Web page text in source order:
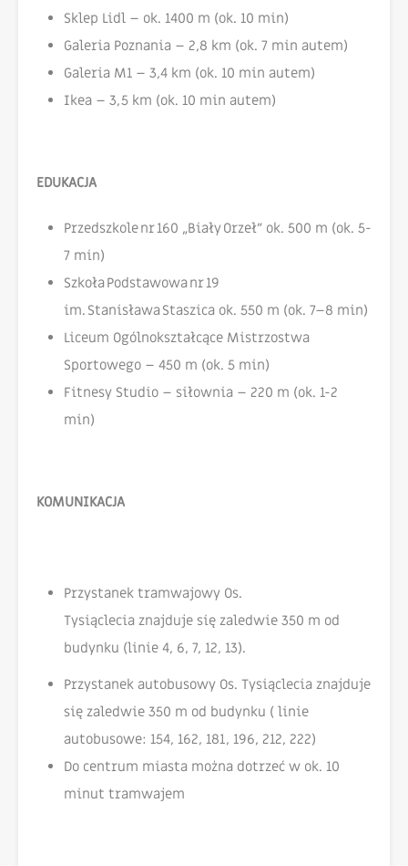
Sklep Lidl – ok. 1400 m (ok. 10 min)
Galeria Poznania – 2,8 km (ok. 7 min autem)
Galeria M1 – 3,4 km (ok. 10 min autem)
Ikea – 3,5 km (ok. 10 min autem)
EDUKACJA
Przedszkole nr 160 „Biały Orzeł” ok. 500 m (ok. 5-
7 min)
Szkoła Podstawowa nr 19
im. Stanisława Staszica ok. 550 m (ok. 7–8 min)
Liceum Ogólnokształcące Mistrzostwa
Sportowego – 450 m (ok. 5 min)
Fitnesy Studio – siłownia – 220 m (ok. 1-2
min)
KOMUNIKACJA
Przystanek tramwajowy Os.
Tysiąclecia znajduje się zaledwie 350 m od
budynku (linie 4, 6, 7, 12, 13).
Przystanek autobusowy Os. Tysiąclecia znajduje
się zaledwie 350 m od budynku ( linie
autobusowe: 154, 162, 181, 196, 212, 222)
Do centrum miasta można dotrzeć w ok. 10
minut tramwajem